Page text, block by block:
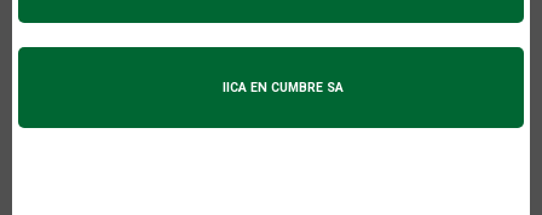
IICA EN CUMBRE SA